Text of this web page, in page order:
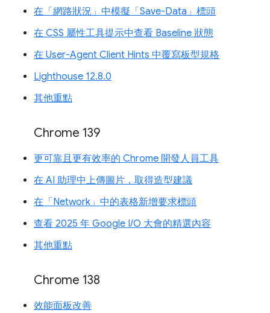
在「網路狀況」中模擬「Save-Data」標頭
在 CSS 屬性工具提示中查看 Baseline 狀態
在 User-Agent Client Hints 中覆寫板型規格
Lighthouse 12.8.0
其他重點
Chrome 139
更可靠且更有效率的 Chrome 開發人員工具
在 AI 助理中上傳圖片，取得造型建議
在「Network」中的表格新增要求標頭
查看 2025 年 Google I/O 大會的精選內容
其他重點
Chrome 138
效能面板改善